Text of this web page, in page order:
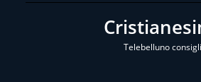
Telebelluno